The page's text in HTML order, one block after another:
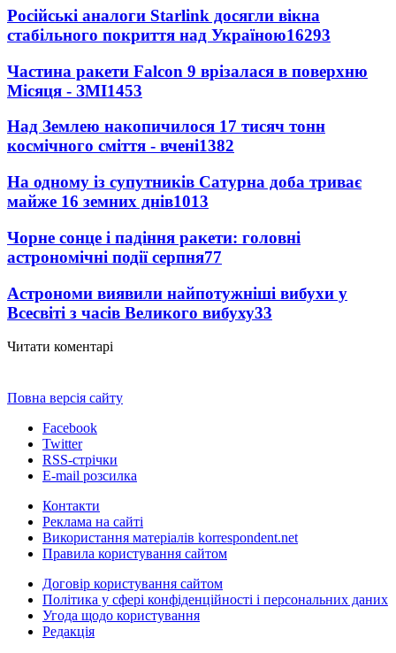
Російські аналоги Starlink досягли вікна
стабільного покриття над Україною16293
Частина ракети Falcon 9 врізалася в поверхню
Місяця - ЗМІ1453
Над Землею накопичилося 17 тисяч тонн
космічного сміття - вчені1382
На одному із супутників Сатурна доба триває
майже 16 земних днів1013
Чорне сонце і падіння ракети: головні
астрономічні події серпня77
Астрономи виявили найпотужніші вибухи у
Всесвіті з часів Великого вибуху33
Читати коментарі
Повна версія сайту
Facebook
Twitter
RSS-стрічки
E-mail розсилка
Контакти
Реклама на сайті
Використання матеріалів korrespondent.net
Правила користування сайтом
Договір користування сайтом
Політика у сфері конфіденційності і персональних даних
Угода щодо користування
Редакція